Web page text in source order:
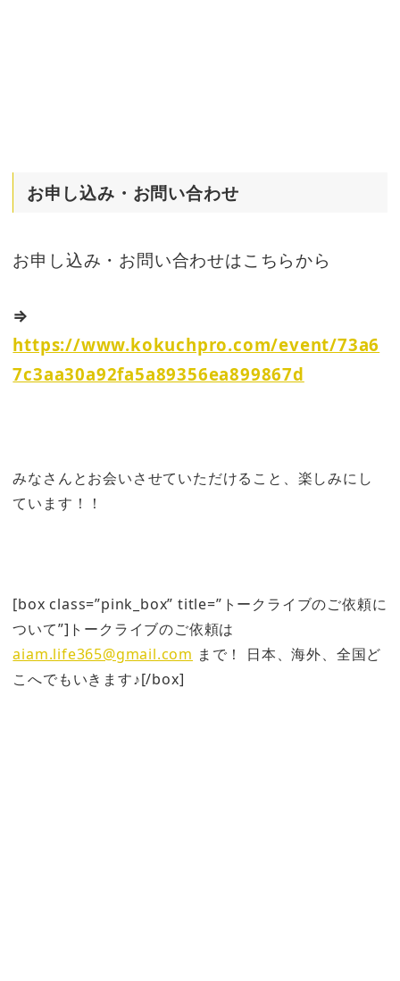
お申し込み・お問い合わせ
お申し込み・お問い合わせはこちらから
⇒
https://www.kokuchpro.com/event/73a6
7c3aa30a92fa5a89356ea899867d
みなさんとお会いさせていただけること、楽しみにし
ています！！
[box class=”pink_box” title=”トークライブのご依頼に
ついて”]トークライブのご依頼は
aiam.life365@gmail.com まで！ 日本、海外、全国ど
こへでもいきます♪[/box]